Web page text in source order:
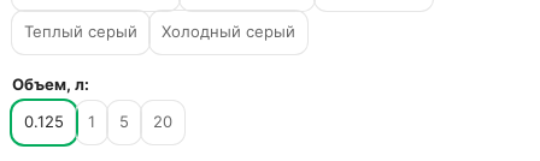
Теплый серый Холодный серый
Объем, л:
0.125
1 5 20